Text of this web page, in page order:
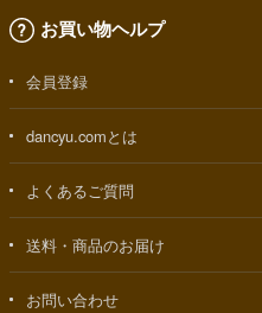
お買い物ヘルプ
会員登録
dancyu.comとは
よくあるご質問
送料・商品のお届け
お問い合わせ